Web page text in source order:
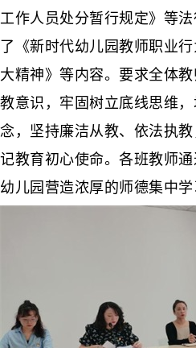
工作人员处分暂行规定》等
了《新时代幼儿园教师职业
大精神》等内容。要求全体
教意识，牢固树立底线思维
念，坚持廉洁从教、依法执
记教育初心使命。各班教师
幼儿园营造浓厚的师德集中学